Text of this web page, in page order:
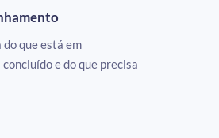
do que está em
e do que precisa